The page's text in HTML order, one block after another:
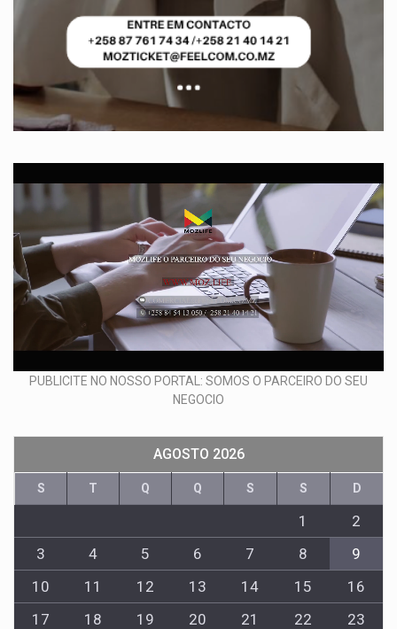
PUBLICITE NO NOSSO PORTAL: SOMOS O PARCEIRO DO SEU
NEGOCIO
AGOSTO 2026
S T Q Q S S D
1
2
3
4 5 6 7 8
9
10
11 12 13 14 15
16
17
18 19 20 21 22
23